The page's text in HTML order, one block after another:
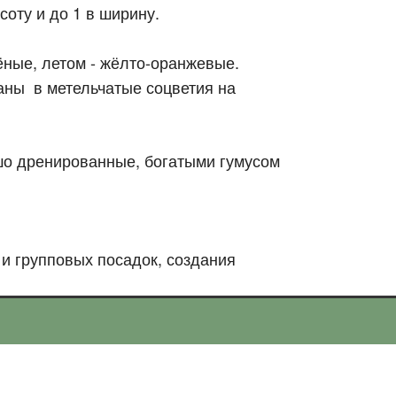
и до 1 в ширину.
летом - жёлто-оранжевые.
в метельчатые соцветия на
дренированные, богатыми гумусом
групповых посадок, создания